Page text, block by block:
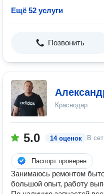
Ещё 52 услуги
Позвонить
Краснодар
5.0 14 оценок В
Паспорт проверен
Занимаюсь ремонтом
большой опыт, работу